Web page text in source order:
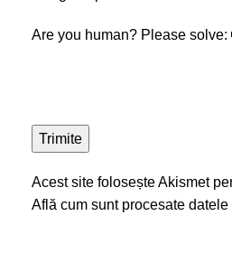
Are you human? Please solve:
Acest site folosește Akismet
Află cum sunt procesate